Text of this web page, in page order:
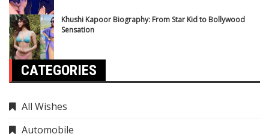
Khushi Kapoor Biography: From Star Kid to Bollywood
Sensation
CATEGORIES
All Wishes
Automobile